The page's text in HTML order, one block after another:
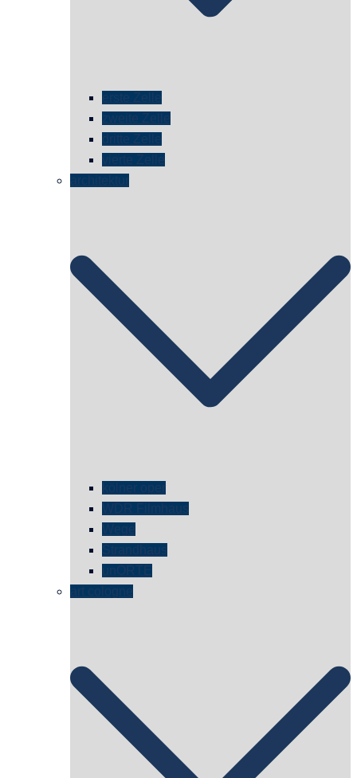
erste Zelle
zweite Zelle
dritte Zelle
vierte Zelle
architektur
kölner oper
WDR Filmhaus
Wege
Strandhaus
unORTE
art cologne